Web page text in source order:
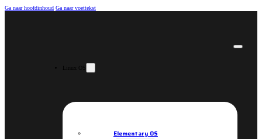
Ga naar hoofdinhoud Ga naar voettekst
Linux OS
Elementary OS